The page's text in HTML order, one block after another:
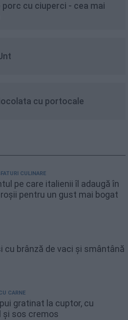
cu ciuperci - cea mai
cu portocale
CULINARE
pe care italienii îl adaugă în
pentru un gust mai bogat
cu brânză de vaci și smântână
CARNE
gratinat la cuptor, cu
și sos cremos